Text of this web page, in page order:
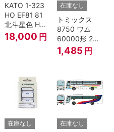
KATO 1-323
HO EF81 81
北斗星色 HO
ゲージ
18,000 円
在庫なし
トミックス
8750 ワム
60000形 2両
セット Nゲー
ジ
1,485 円
在庫なし 在庫なし